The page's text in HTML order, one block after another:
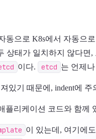
동으로 K8s에서 자동으
상태가 일치하지 않다면,
이다. etcd 는 언제
있기 때문에, indent에 주
플리케이션 코드와 함께
이 있는데, 여기에